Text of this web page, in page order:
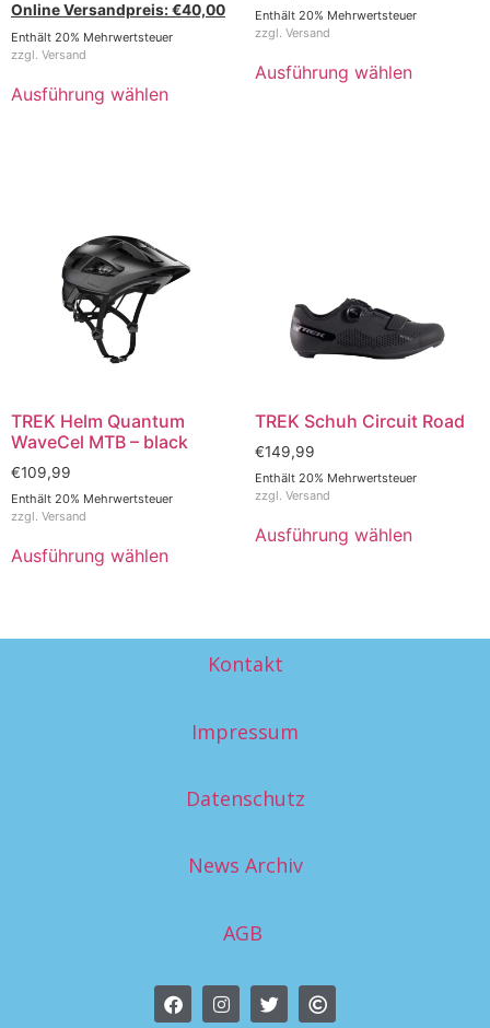
€40,00
Enthält 20% Mehrwertsteuer
zzgl. Versand
Ausführung wählen
Enthält 20% Mehrwertsteuer
zzgl. Versand
Ausführung wählen
TREK Helm Quantum
WaveCel MTB – black
€109,99
Enthält 20% Mehrwertsteuer
zzgl. Versand
Ausführung wählen
TREK Schuh Circuit Road
€149,99
Enthält 20% Mehrwertsteuer
zzgl. Versand
Ausführung wählen
Kontakt
Impressum
Datenschutz
News Archiv
AGB